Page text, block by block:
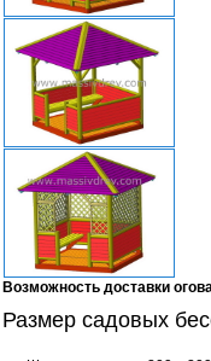
Возможность доставки
Размер садовых